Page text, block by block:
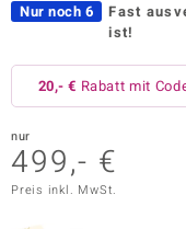
Paraíso
Nur noch 6 Fast
ist!
20,- € Rabatt mit
nur
499,- €
Preis inkl. MwSt.